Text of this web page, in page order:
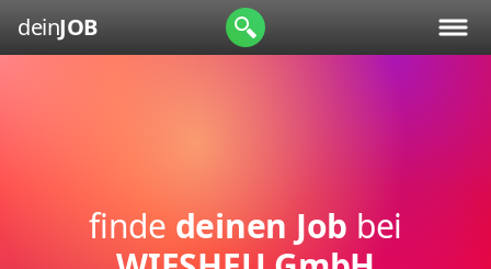
deinJOB
finde deinen Job bei